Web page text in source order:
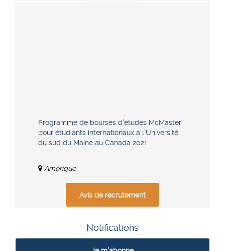
Programme de bourses d’études McMaster
pour étudiants internationaux à l’Université
du sud du Maine au Canada 2021
Amérique
Avis de recrutement
Notifications